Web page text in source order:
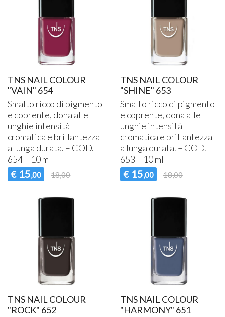
TNS NAIL COLOUR
"VAIN" 654
Smalto ricco di pigmento
e coprente, dona alle
unghie intensità
cromatica e brillantezza
a lunga durata. – COD.
654 – 10 ml
€ 15,00 18,00
TNS NAIL COLOUR
"SHINE" 653
Smalto ricco di pigmento
e coprente, dona alle
unghie intensità
cromatica e brillantezza
a lunga durata. – COD.
653 – 10 ml
€ 15,00 18,00
TNS NAIL COLOUR
"ROCK" 652
TNS NAIL COLOUR
"HARMONY" 651